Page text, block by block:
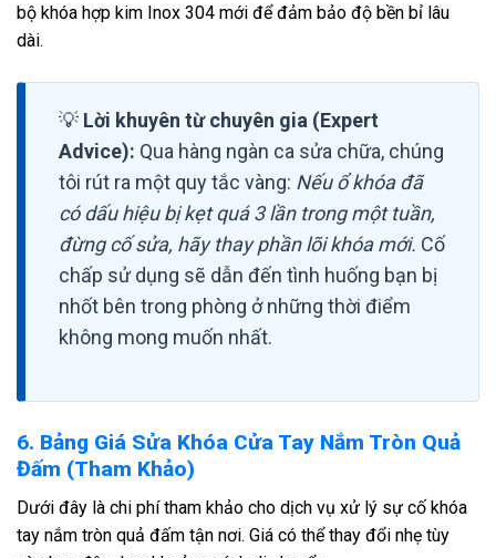
bộ khóa hợp kim Inox 304 mới để đảm bảo độ bền bỉ lâu
dài.
💡 Lời khuyên từ chuyên gia (Expert
Advice): Qua hàng ngàn ca sửa chữa, chúng
tôi rút ra một quy tắc vàng: Nếu ổ khóa đã
có dấu hiệu bị kẹt quá 3 lần trong một tuần,
đừng cố sửa, hãy thay phần lõi khóa mới. Cố
chấp sử dụng sẽ dẫn đến tình huống bạn bị
nhốt bên trong phòng ở những thời điểm
không mong muốn nhất.
6. Bảng Giá Sửa Khóa Cửa Tay Nắm Tròn Quả
Đấm (Tham Khảo)
Dưới đây là chi phí tham khảo cho dịch vụ xử lý sự cố khóa
tay nắm tròn quả đấm tận nơi. Giá có thể thay đổi nhẹ tùy